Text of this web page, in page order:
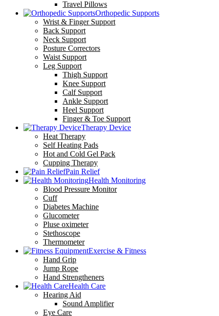
Travel Pillows
Orthopedic Supports
Wrist & Finger Support
Back Support
Neck Support
Posture Correctors
Waist Support
Leg Support
Thigh Support
Knee Support
Calf Support
Ankle Support
Heel Support
Finger & Toe Support
Therapy Device
Heat Therapy
Self Heating Pads
Hot and Cold Gel Pack
Cupping Therapy
Pain Relief
Health Monitoring
Blood Pressure Monitor
Cuff
Diabetes Machine
Glucometer
Pluse oximeter
Stethoscope
Thermometer
Exercise & Fitness
Hand Grip
Jump Rope
Hand Strengtheners
Health Care
Hearing Aid
Sound Amplifier
Eye Care